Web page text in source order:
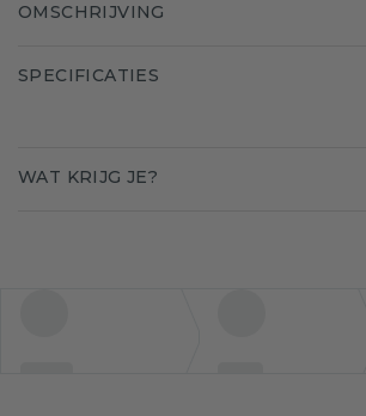
OMSCHRIJVING
SPECIFICATIES
WAT KRIJG JE?